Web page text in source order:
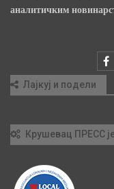
аналитичким
Лајкуј и подели
Крушевац ПРЕСС